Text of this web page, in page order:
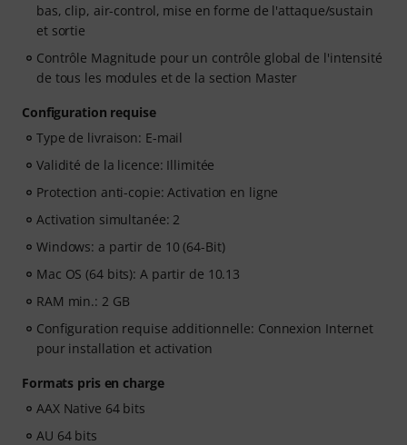
bas, clip, air-control, mise en forme de l'attaque/sustain
et sortie
Contrôle Magnitude pour un contrôle global de l'intensité
de tous les modules et de la section Master
Configuration requise
Type de livraison: E-mail
Validité de la licence: Illimitée
Protection anti-copie: Activation en ligne
Activation simultanée: 2
Windows: a partir de 10 (64-Bit)
Mac OS (64 bits): A partir de 10.13
RAM min.: 2 GB
Configuration requise additionnelle: Connexion Internet
pour installation et activation
Formats pris en charge
AAX Native 64 bits
AU 64 bits